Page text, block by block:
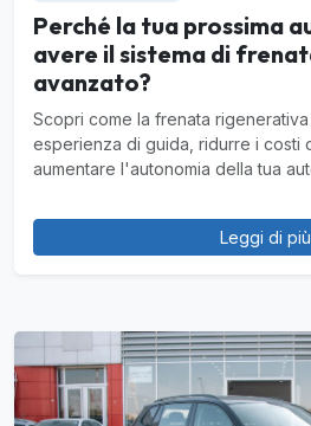
Perché la tua prossima
avere il sistema di
avanzato?
Scopri come la frenata
esperienza di guida, ridurre i costi
aumentare l'autonomia della tua
Leggi di più